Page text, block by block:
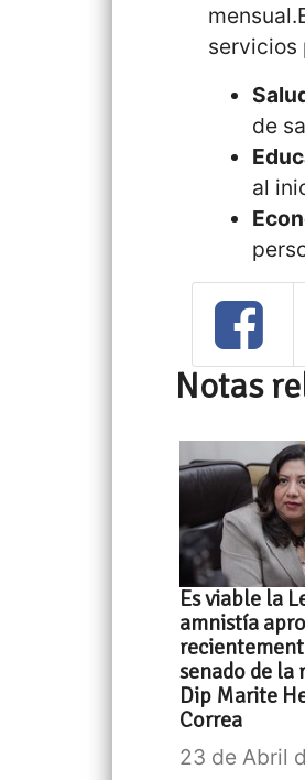
servicios
de
al
Notas
Es viable la
amnistía
senado de la
Dip Marite
Correa
23 de Abril